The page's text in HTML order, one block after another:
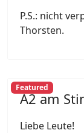
P.S.: nicht
Thorsten.
Featured
A2 am
Liebe Leute!